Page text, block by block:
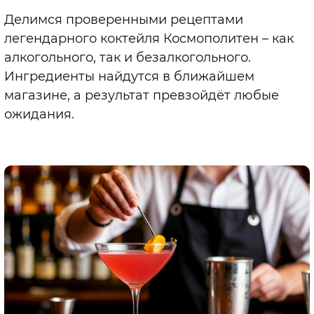
Делимся проверенными рецептами
легендарного коктейля Космополитен – как
алкогольного, так и безалкогольного.
Ингредиенты найдутся в ближайшем
магазине, а результат превзойдёт любые
ожидания.